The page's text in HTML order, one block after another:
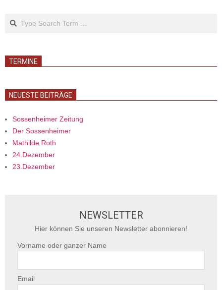
TERMINE
NEUESTE BEITRÄGE
Sossenheimer Zeitung
Der Sossenheimer
Mathilde Roth
24.Dezember
23.Dezember
NEWSLETTER
Hier können Sie unseren Newsletter abonnieren!
Vorname oder ganzer Name
Email